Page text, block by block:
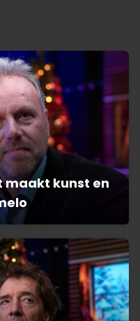
maakt kunst en